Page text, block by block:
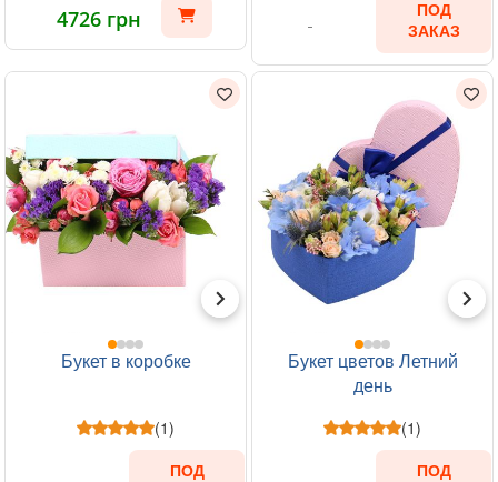
4726 грн
ПОД
ЗАКАЗ
Букет в коробке
(1)
ПОД
Букет цветов Летний
день
(1)
ПОД